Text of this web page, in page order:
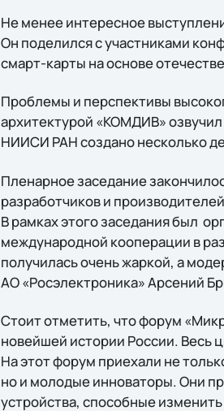
Не менее интересное
Он поделился с участниками
смарт-карты на основе
Проблемы и перспективы
архитектурой «КОМДИВ»
НИИСИ РАН создано несколько
Пленарное заседание
разработчиков и
В рамках этого заседания был
международной кооперации в
получилась очень жаркой, а
АО «Росэлектроника» Арсений
Стоит отметить, что форум
новейшей истории России. Весь
На этот форум приехали не
но и молодые инноваторы. Они
устройства, способные